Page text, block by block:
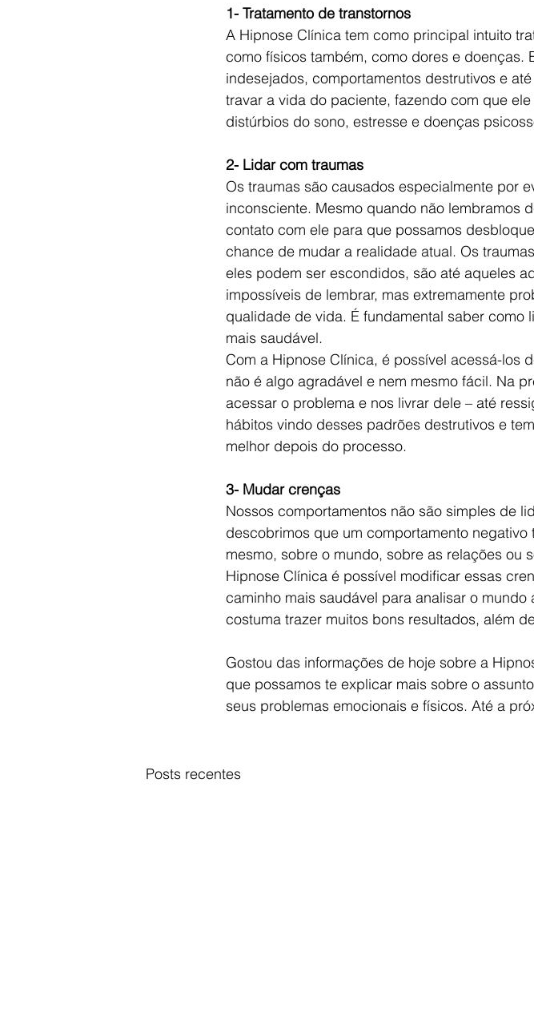
1- Tratamento de transtornos
A Hipnose Clínica tem como principal intuito
como físicos também, como dores e doenças.
indesejados, comportamentos destrutivos e
travar a vida do paciente, fazendo com que
distúrbios do sono, estresse e doenças
2- Lidar com traumas
Os traumas são causados especialmente por
inconsciente. Mesmo quando não lembramos
contato com ele para que possamos
chance de mudar a realidade atual. Os
eles podem ser escondidos, são até aqueles
impossíveis de lembrar, mas extremamente
qualidade de vida. É fundamental saber
mais saudável.
Com a Hipnose Clínica, é possível acessá-los
não é algo agradável e nem mesmo fácil. Na
acessar o problema e nos livrar dele – até
hábitos vindo desses padrões destrutivos e
melhor depois do processo.
3- Mudar crenças
Nossos comportamentos não são simples de
descobrimos que um comportamento
mesmo, sobre o mundo, sobre as relações ou
Hipnose Clínica é possível modificar essas
caminho mais saudável para analisar o
costuma trazer muitos bons resultados, além
Gostou das informações de hoje sobre a
que possamos te explicar mais sobre o
seus problemas emocionais e físicos. Até a
Posts recentes